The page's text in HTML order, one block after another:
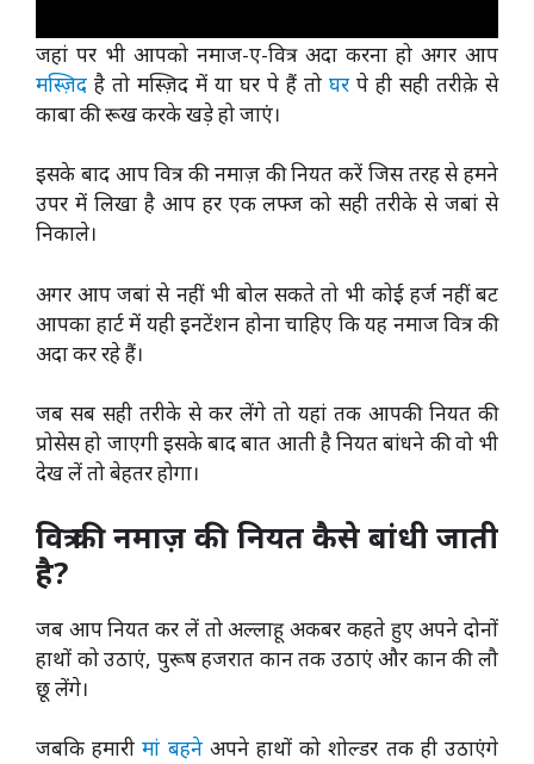
जहां पर भी आपको नमाज-ए-वित्र अदा करना हो अगर आप
मस्ज़िद है तो मस्ज़िद में या घर पे हैं तो घर पे ही सही तरीक़े से
काबा की रूख करके खड़े हो जाएं।
इसके बाद आप वित्र की नमाज़ की नियत करें जिस तरह से हमने
उपर में लिखा है आप हर एक लफ्ज को सही तरीके से जबां से
निकाले।
अगर आप जबां से नहीं भी बोल सकते तो भी कोई हर्ज नहीं बट
आपका हार्ट में यही इनटेंशन होना चाहिए कि यह नमाज वित्र की
अदा कर रहे हैं।
जब सब सही तरीके से कर लेंगे तो यहां तक आपकी नियत की
प्रोसेस हो जाएगी इसके बाद बात आती है नियत बांधने की वो भी
देख लें तो बेहतर होगा।
वित्र की नमाज़ की नियत कैसे बांधी जाती
है?
जब आप नियत कर लें तो अल्लाहू अकबर कहते हुए अपने दोनों
हाथों को उठाएं, पुरूष हजरात कान तक उठाएं और कान की लौ
छू लेंगे।
जबकि हमारीमां बहनेअपने हाथों को शोल्डर तक ही उठाएंगे